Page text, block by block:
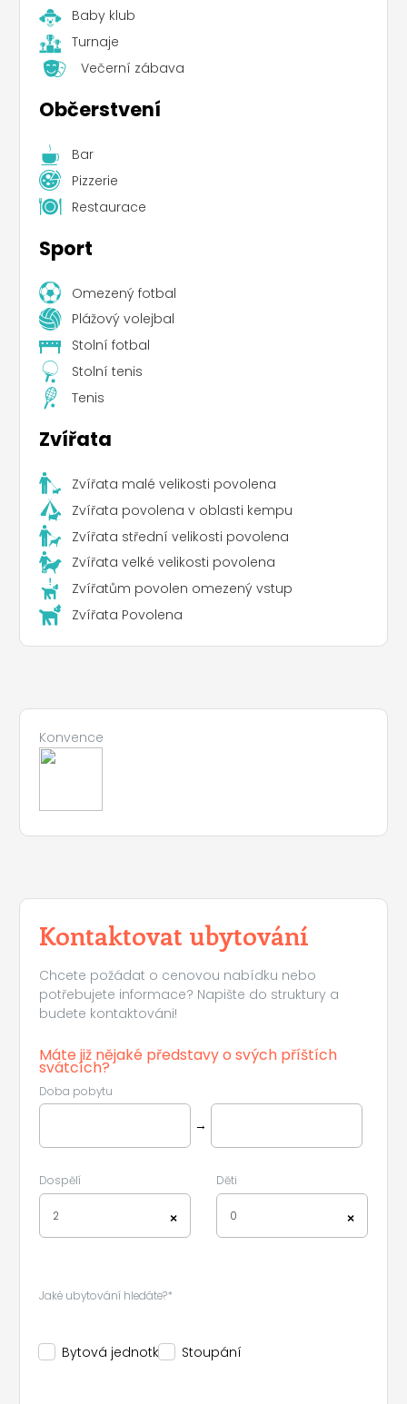
Baby klub
Turnaje
Večerní zábava
Občerstvení
Bar
Pizzerie
Restaurace
Sport
Omezený fotbal
Plážový volejbal
Stolní fotbal
Stolní tenis
Tenis
Zvířata
Zvířata malé velikosti povolena
Zvířata povolena v oblasti kempu
Zvířata střední velikosti povolena
Zvířata velké velikosti povolena
Zvířatům povolen omezený vstup
Zvířata Povolena
Konvence
Kontaktovat ubytování
Chcete požádat o cenovou nabídku nebo
potřebujete informace? Napište do struktury a
budete kontaktováni!
Máte již nějaké představy o svých příštích
svátcích?
Doba pobytu
→
Dospělí
×
2
Děti
×
0
Jaké ubytování hledáte?*
Bytová jednotka Stoupání
Leaflet |©Koobcamp S.r.l.